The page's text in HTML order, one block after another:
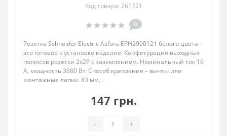
Код товара: 261721
0
Розетка Schneider Electric Asfora EPH2900121 белого цвета -
это готовое к установке изделие. Конфигурация выходных
полюсов розетки 2x2P с заземлением. Номинальный ток 16
А, мощность 3680 Вт. Способ крепления – винты или
монтажные лапки. 83 мм, ..
147 грн.
- +